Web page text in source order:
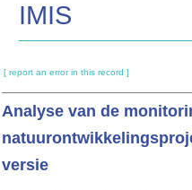
IMIS
[ report an error in this record ]
Analyse van de
versie